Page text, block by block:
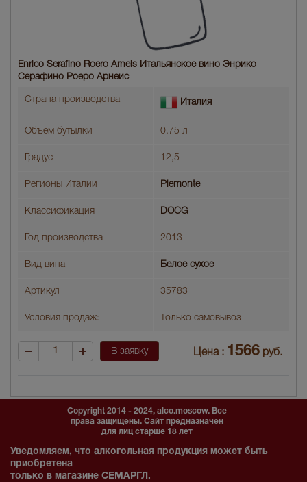
Enrico Serafino Roero Arneis Итальянское вино Энрико
Серафино Роеро Арнеис
Страна производства Италия
Объем бутылки 0.75 л
Градус 12,5
Регионы Италии Piemonte
Классификация DOCG
Год производства 2013
Вид вина Белое сухое
Артикул 35783
Условия продаж: Только самовывоз
В заявку Цена : 1566 руб.
Copyright 2014 - 2024, alco.moscow. Все
права защищены. Сайт предназначен
для лиц старше 18 лет
Уведомляем, что алкогольная продукция может быть
приобретена
только в магазине СЕМАРГЛ.